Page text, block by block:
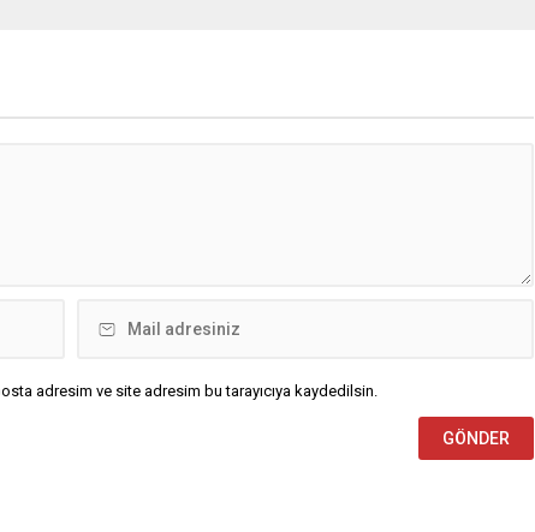
Tahran, yeni bir ABD
azmettirici olduğu öne sürülen 2...
adresim ve site adresim bu tarayıcıya kaydedilsin.